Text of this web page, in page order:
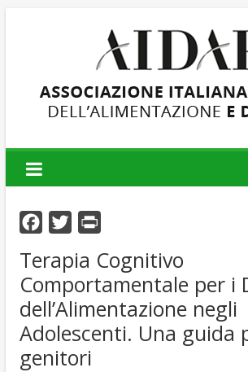
AIDAP
Associazione
Disturbi
del
Peso
c
e
b
o
o
i
t
t
e
r
i
n
t
Terapia Cognitivo
Comportamentale per i
dell’Alimentazione negli
Adolescenti. Una guida
genitori